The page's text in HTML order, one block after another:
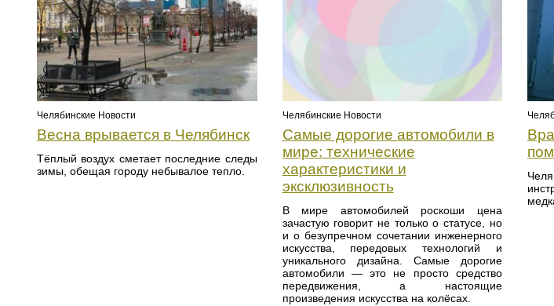
Челябинские Новости
Весна врывается в Челябинск
Тёплый воздух сметает последние следы
зимы, обещая городу небывалое тепло.
Челябинские Новости
Самые дорогие автомобили в
мире: технические
характеристики и
эксклюзивность
В мире автомобилей роскоши цена
зачастую говорит не только о статусе, но
и о безупречном сочетании инженерного
искусства, передовых технологий и
уникального дизайна. Самые дорогие
автомобили — это не просто средство
передвижения, а настоящие
произведения искусства на колёсах.